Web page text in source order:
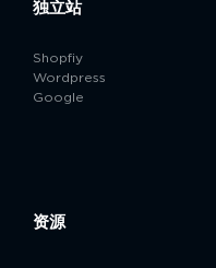
独立站
Shopfiy
Wordpress
Google
资源